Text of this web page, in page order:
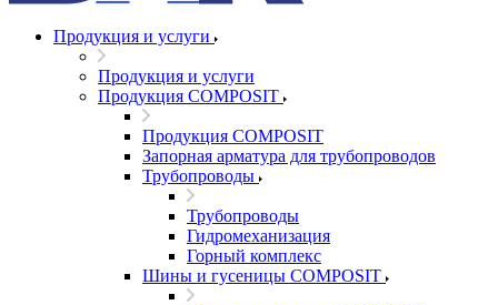
Продукция и услуги
Продукция и услуги
Продукция COMPOSIT
Продукция COMPOSIT
Запорная арматура для трубопроводов
Трубопроводы
Трубопроводы
Гидромеханизация
Горный комплекс
Шины и гусеницы COMPOSIT